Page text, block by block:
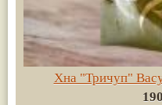
Хна "Тричуп"